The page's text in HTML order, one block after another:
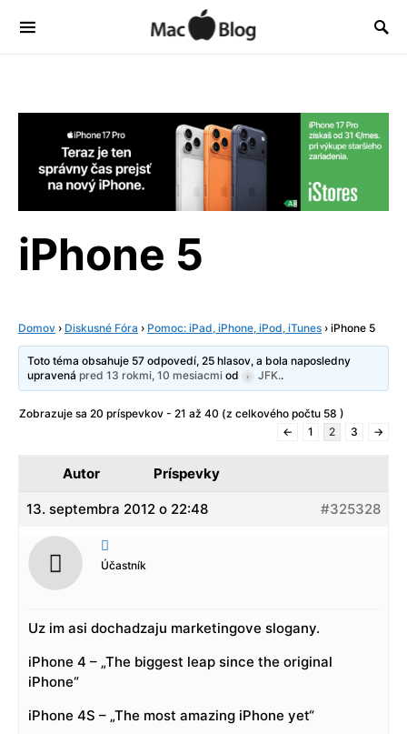
iPhone 5
Domov › Diskusné Fóra › Pomoc: iPad, iPhone, iPod, iTunes › iPhone 5
Toto téma obsahuje 57 odpovedí, 25 hlasov, a bola naposledny
upravenápred 13 rokmi, 10 mesiacmi od JFK..
Zobrazuje sa 20 príspevkov - 21 až 40 (z celkového počtu 58 )
←
1 2 3 →
Autor Príspevky
13. septembra 2012 o 22:48 #325328

Účastník
Uz im asi dochadzaju marketingove slogany.
iPhone 4 – „The biggest leap since the original
iPhone“
iPhone 4S – „The most amazing iPhone yet“